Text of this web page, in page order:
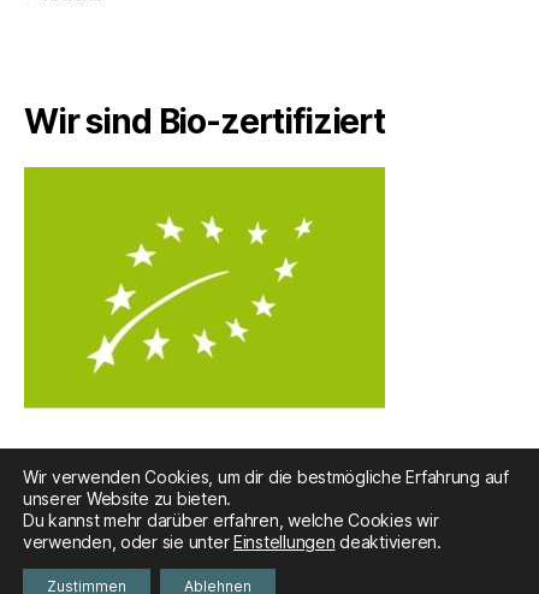
Wir sind Bio-zertifiziert
© 2026Nebenan & Unverpackt
Datenschutz
Nach oben
Wir verwenden Cookies, um dir die bestmögliche Erfahrung auf
unserer Website zu bieten.
Du kannst mehr darüber erfahren, welche Cookies wir
verwenden, oder sie unterEinstellungen deaktivieren.
Zustimmen Ablehnen